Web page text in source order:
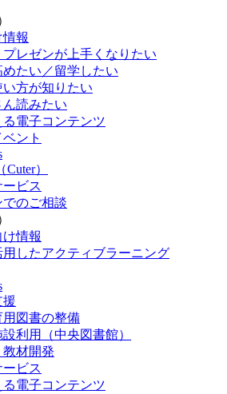
報
プレゼンが上手くなりたい
たい／留学したい
い方が知りたい
読みたい
る電子コンテンツ
ント
）
ビス
のご相談
情報
用したアクティブラーニング
援
図書の整備
利用（中央図書館）
材開発
ビス
る電子コンテンツ